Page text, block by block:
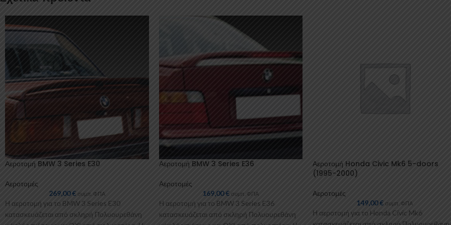
Αεροτομή BMW 3 Series E30
Αεροτομές
269,00€ συμπ. ΦΠΑ
Η αεροτομή για το BMW 3 Series E30
κατασκευάζεται από σκληρή Πολυουρεθάνη
Αεροτομή BMW 3 Series E36
Αεροτομές
169,00€ συμπ. ΦΠΑ
Η αεροτομή για το BMW 3 Series E36
κατασκευάζεται από σκληρή Πολυουρεθάνη
Αεροτομή Honda Civic Mk6 5-doors
(1995-2000)
Αεροτομές
149,00€ συμπ. ΦΠΑ
Η αεροτομή για το Honda Civic Mk6